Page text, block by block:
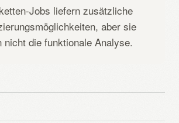
Jobs liefern zusätzliche
aber sie
nicht die funktionale Analyse.